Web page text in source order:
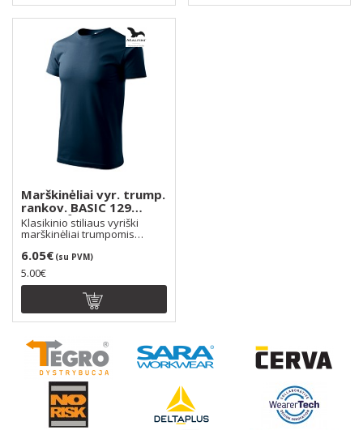
Marškinėliai vyr. trump.
rankov. BASIC 129
160g/m², spalva:
tamsiai mėlyna (02)
Klasikinio stiliaus vyriški
marškinėliai trumpomis
6.05€ (su PVM)
5.00€